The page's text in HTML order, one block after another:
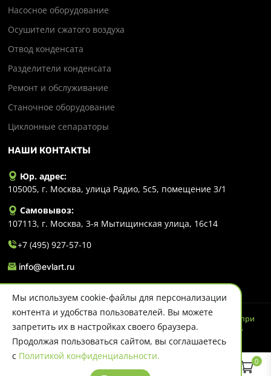
0
Насосное оборудование
Осушители сжатого воздуха
Отвод конденсата
Разделители конденсата
Ремонт и обслуживание
Станочное оборудование
Циклонные сепараторы
НАШИ КОНТАКТЫ
Юр. адрес:
105005, г. Москва, улица Радио, 5с5, помещение 3/1
Самовывоз:
107113, г. Москва, 3-я Мытищинская улица, 16с14
+7 (495) 927-57-10
info@evlart.ru
© 2026 Evlart. Сайт несет информационный характер и ни при
каких обстоятельствах не является публичной офертой.
Политика конфиденциальности
Мы используем cookie-файлы для персонализации
контента и удобства пользователей. Вы можете
запретить их в настройках своего браузера.
Продолжая пользоваться сайтом, вы соглашаетесь
с Политикой конфиденциальности.